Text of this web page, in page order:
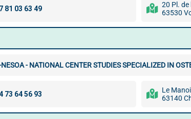
20 Pl. de
63530
- NATIONAL CENTER STUDIES SPECIALIZED IN
Le
63140